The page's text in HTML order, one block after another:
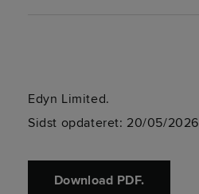
Edyn Limited.
Sidst opdateret: 20/05/2026
Download PDF.